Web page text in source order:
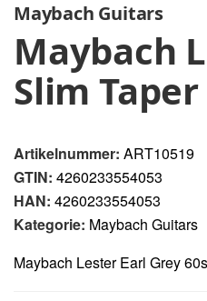
Maybach Guitars
Maybach
Slim
Artikelnummer: ART10519
GTIN: 4260233554053
HAN: 4260233554053
Kategorie: Maybach Guitars
Maybach Lester Earl Grey